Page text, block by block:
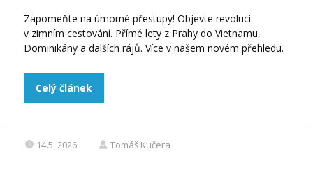
Zapomeňte na úmorné přestupy! Objevte revoluci
v zimním cestování. Přímé lety z Prahy do Vietnamu,
Dominikány a dalších rájů. Více v našem novém přehledu.
Celý článek
14.5. 2026 Tomáš Kučera